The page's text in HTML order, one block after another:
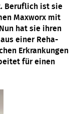
Beruflich ist sie
Maxworx mit
hat sie ihren
einer Reha-
Erkrankungen
für einen